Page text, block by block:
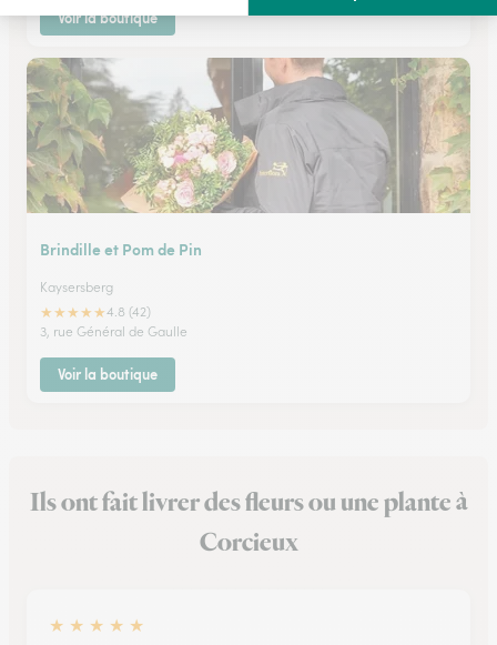
Voir la boutique
Brindille et Pom de Pin
Kaysersberg
★★★★★4.8 (42)
3, rue Général de Gaulle
Voir la boutique
Ils ont fait livrer des fleurs ou une plante à
Corcieux
★ ★ ★ ★ ★